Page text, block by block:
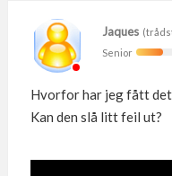
Jaques
Senior
Hvorfor har jeg fått
Kan den slå litt feil ut?